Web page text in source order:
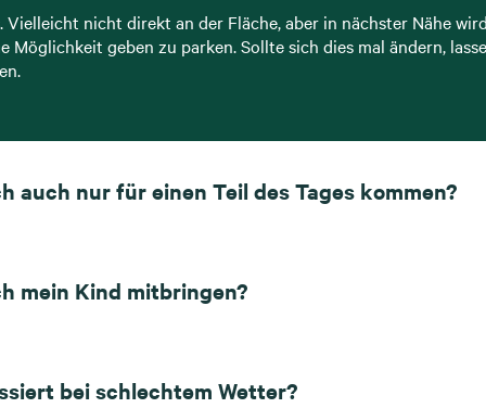
Vielleicht nicht direkt an der Fläche, aber in nächster Nähe
Möglichkeit geben zu parken. Sollte sich dies mal ändern,
auch nur für einen Teil des Tages kommen?
mein Kind mitbringen?
bei schlechtem Wetter?